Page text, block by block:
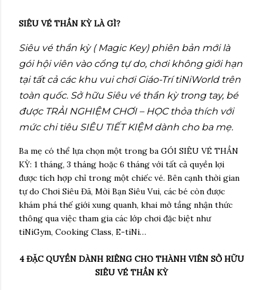
SIÊU VÉ THẦN KỲ LÀ GÌ?
Siêu vé thần kỳ ( Magic Key) phiên bản mới là
gói hội viên vào cổng tự do, chơi không giới hạn
tại tất cả các khu vui chơi Giáo-Trí tiNiWorld trên
toàn quốc. Sở hữu Siêu vé thần kỳ trong tay, bé
được TRẢI NGHIỆM CHƠI – HỌC thỏa thích với
mức chi tiêu SIÊU TIẾT KIỆM dành cho ba mẹ.
Ba mẹ có thể lựa chọn một trong ba GÓI SIÊU VÉ THẦN
KỲ: 1 tháng, 3 tháng hoặc 6 tháng với tất cả quyền lợi
được tích hợp chỉ trong một chiếc vé. Bên cạnh thời gian
tự do Chơi Siêu Đã, Mời Bạn Siêu Vui, các bé còn được
khám phá thế giới xung quanh, khai mở tầng nhận thức
thông qua việc tham gia các lớp chơi đặc biệt như
tiNiGym, Cooking Class, E-tiNi…
4 ĐẶC QUYỀN DÀNH RIÊNG CHO THÀNH VIÊN SỞ HỮU
SIÊU VÉ THẦN KỲ